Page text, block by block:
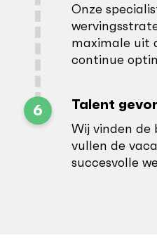
Onze
maximale uit
continue
6 Talent
Wij vinden de
vullen de
succesvolle